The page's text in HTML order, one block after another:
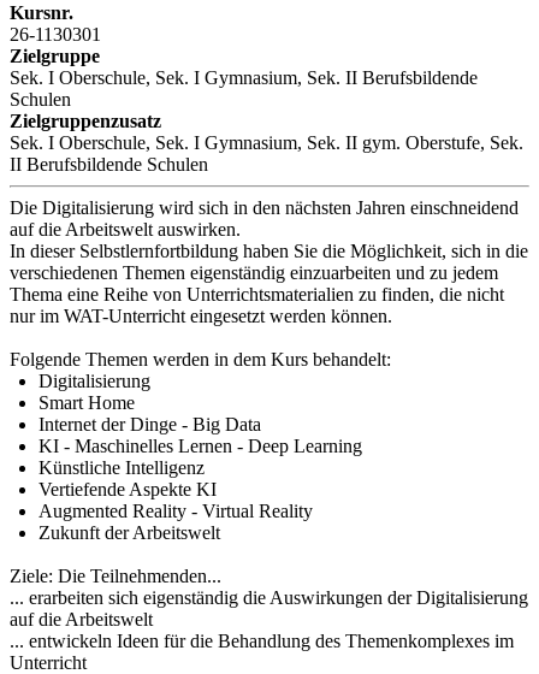
Kursnr.
26-1130301
Zielgruppe
Sek. I Oberschule, Sek. I Gymnasium, Sek. II Berufsbildende
Schulen
Zielgruppenzusatz
Sek. I Oberschule, Sek. I Gymnasium, Sek. II gym. Oberstufe, Sek.
II Berufsbildende Schulen
Die Digitalisierung wird sich in den nächsten Jahren einschneidend
auf die Arbeitswelt auswirken.
In dieser Selbstlernfortbildung haben Sie die Möglichkeit, sich in die
verschiedenen Themen eigenständig einzuarbeiten und zu jedem
Thema eine Reihe von Unterrichtsmaterialien zu finden, die nicht
nur im WAT-Unterricht eingesetzt werden können.
Folgende Themen werden in dem Kurs behandelt:
Digitalisierung
Smart Home
Internet der Dinge - Big Data
KI - Maschinelles Lernen - Deep Learning
Künstliche Intelligenz
Vertiefende Aspekte KI
Augmented Reality - Virtual Reality
Zukunft der Arbeitswelt
Ziele: Die Teilnehmenden...
... erarbeiten sich eigenständig die Auswirkungen der Digitalisierung
auf die Arbeitswelt
... entwickeln Ideen für die Behandlung des Themenkomplexes im
Unterricht